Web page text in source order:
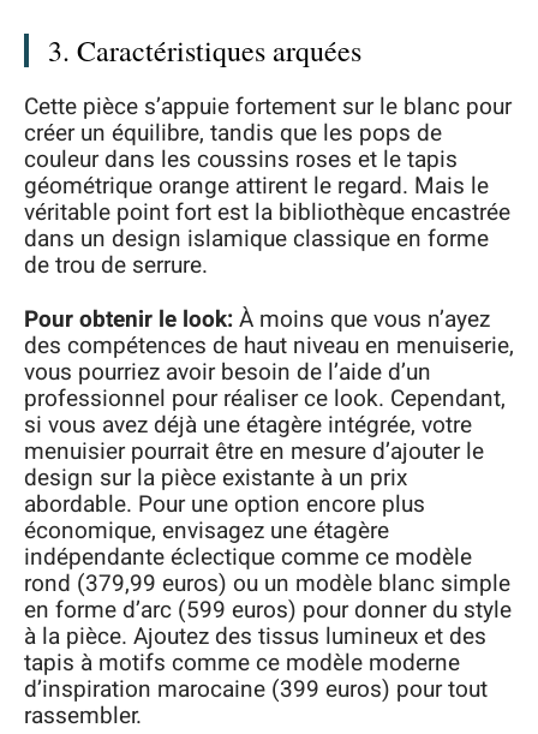
3. Caractéristiques arquées
Cette pièce s’appuie fortement sur le blanc pour
créer un équilibre, tandis que les pops de
couleur dans les coussins roses et le tapis
géométrique orange attirent le regard. Mais le
véritable point fort est la bibliothèque encastrée
dans un design islamique classique en forme
de trou de serrure.
Pour obtenir le look:À moins que vous n’ayez
des compétences de haut niveau en menuiserie,
vous pourriez avoir besoin de l’aide d’un
professionnel pour réaliser ce look. Cependant,
si vous avez déjà une étagère intégrée, votre
menuisier pourrait être en mesure d’ajouter le
design sur la pièce existante à un prix
abordable. Pour une option encore plus
économique, envisagez une étagère
indépendante éclectique comme ce modèle
rond (379,99 euros) ou un modèle blanc simple
en forme d’arc (599 euros) pour donner du style
à la pièce. Ajoutez des tissus lumineux et des
tapis à motifs comme ce modèle moderne
d’inspiration marocaine (399 euros) pour tout
rassembler.